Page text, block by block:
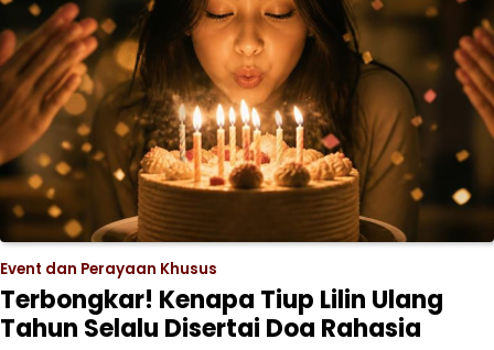
Event dan Perayaan Khusus
Terbongkar! Kenapa Tiup Lilin Ulang
Tahun Selalu Disertai Doa Rahasia